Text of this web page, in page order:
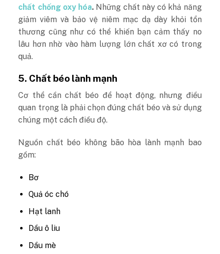
chất chống oxy hóa. Những chất này có khả năng
giảm viêm và bảo vệ niêm mạc dạ dày khỏi tổn
thương cũng như có thể khiến bạn cảm thấy no
lâu hơn nhờ vào hàm lượng lớn chất xơ có trong
quả.
5. Chất béo lành mạnh
Cơ thể cần chất béo để hoạt động, nhưng điều
quan trọng là phải chọn đúng chất béo và sử dụng
chúng một cách điều độ.
Nguồn chất béo không bão hòa lành mạnh bao
gồm:
Bơ
Quả óc chó
Hạt lanh
Dầu ô liu
Dầu mè